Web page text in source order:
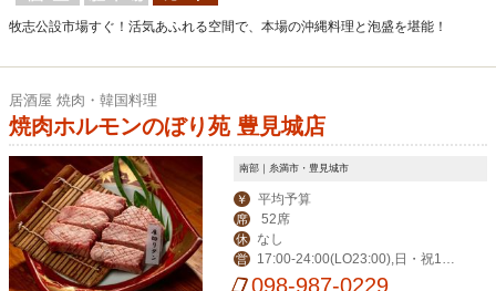
牧志公設市場すぐ！活気あふれる空間で、本場の沖縄料理と泡盛を堪能！
居酒屋 焼肉・韓国料理
焼肉ホルモンのぼり苑 豊見城店
南部｜糸満市・豊見城市
￥ 平均予算
席 52席
休 なし
営
17:00-24:00(LO23:00),日・祝16:0
0-23:00(LO22:00)
098-987-0229